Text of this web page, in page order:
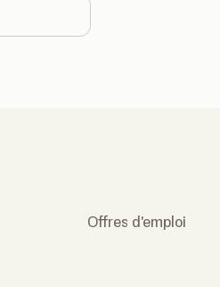
Offres d'emploi